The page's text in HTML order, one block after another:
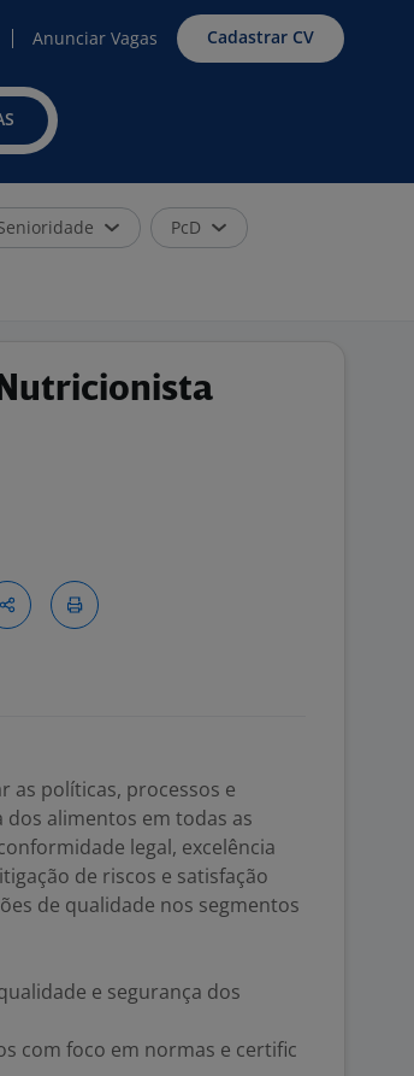
Anunciar Vagas Cadastrar CV
PcD
políticas, processos e
dos alimentos em todas as
legal, excelência
de riscos e satisfação
de qualidade nos segmentos
e segurança dos
com foco em normas e certific